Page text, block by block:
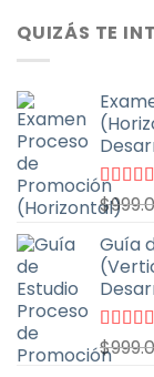
QUIZÁS TE
con
5
$
Guía
con
$